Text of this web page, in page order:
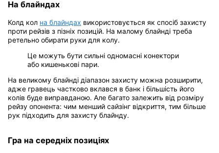
На блайндах
Колд кол на блайндах використовується як спосіб захисту
проти рейзів з пізніх позицій. На малому блайнді треба
ретельно обирати руки для колу.
Це можуть бути сильні одномасні конектори
або кишенькові пари.
На великому блайнді діапазон захисту можна розширити,
адже гравець частково вклався в банк і більшість його
колів буде виправданою. Але багато залежить від розміру
рейзу опонента: чим менший сайзінг відкриття, тим більше
рук підходить для захисту блайнду.
Гра на середніх позиціях